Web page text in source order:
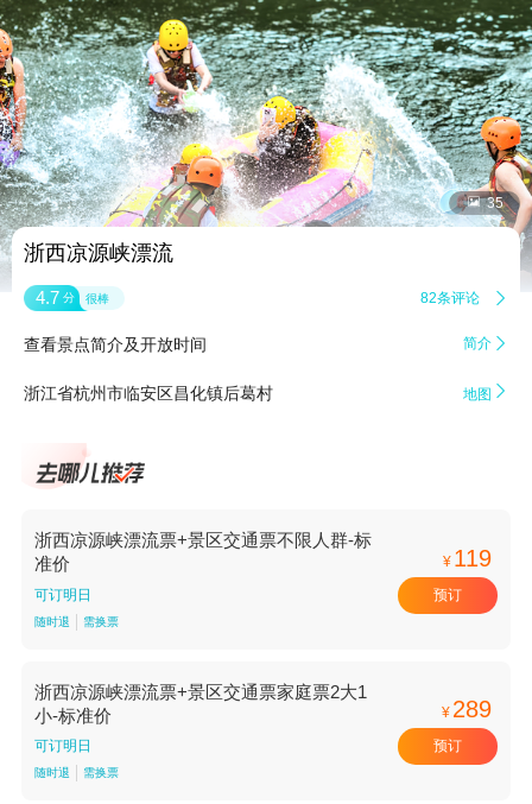
 35
浙西凉源峡漂流
4.7 分 很棒 82条评论 
查看景点简介及开放时间 简介 
浙江省杭州市临安区昌化镇后葛村 地图 
浙西凉源峡漂流票+景区交通票不限人群-标
准价
可订明日
随时退 需换票
¥ 119
预订
浙西凉源峡漂流票+景区交通票家庭票2大1
小-标准价
可订明日
随时退 需换票
¥ 289
预订
